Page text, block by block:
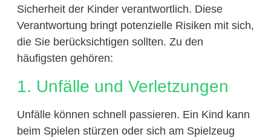
Sicherheit der Kinder verantwortlich. Diese
Verantwortung bringt potenzielle Risiken mit sich,
die Sie berücksichtigen sollten. Zu den
häufigsten gehören:
1. Unfälle und Verletzungen
Unfälle können schnell passieren. Ein Kind kann
beim Spielen stürzen oder sich am Spielzeug